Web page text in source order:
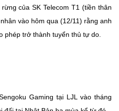
của SK Telecom T1 (tiền thân
vào hôm qua (12/11) rằng anh
phép trở thành tuyển thủ tự do.
Gaming tại LJL vào tháng